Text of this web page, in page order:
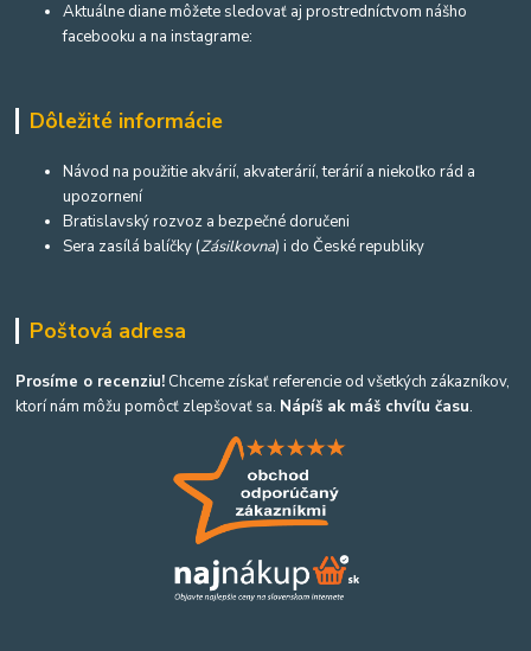
Aktuálne diane môžete sledovať aj prostredníctvom nášho
facebooku a na instagrame:
Dôležité informácie
Návod na použitie akvárií, akvaterárií, terárií a niekoľko rád a
upozornení
Bratislavský rozvoz a bezpečné doručeni
Sera zasílá balíčky (Zásilkovna) i do České republiky
Poštová adresa
Prosíme o recenziu! Chceme získať referencie od všetkých zákazníkov,
ktorí nám môžu pomôcť zlepšovať sa. Nápíš ak máš chvíľu času.